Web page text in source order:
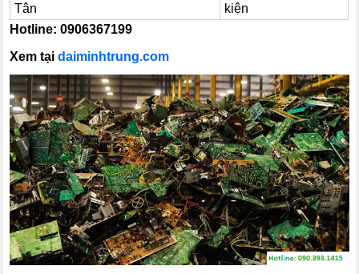
Tân
kiện
Hotline: 0906367199
Xem tạidaiminhtrung.com